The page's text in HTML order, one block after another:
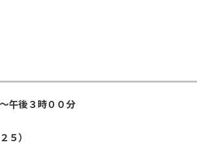
午後３時００分
５）